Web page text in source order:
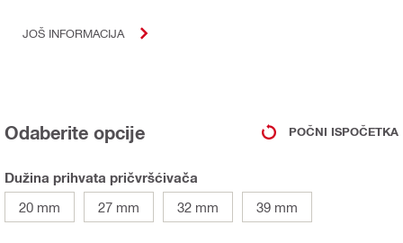
JOŠ INFORMACIJA
Odaberite opcije POČNI ISPOČETKA
Dužina prihvata pričvršćivača
20 mm
27 mm 32 mm 39 mm